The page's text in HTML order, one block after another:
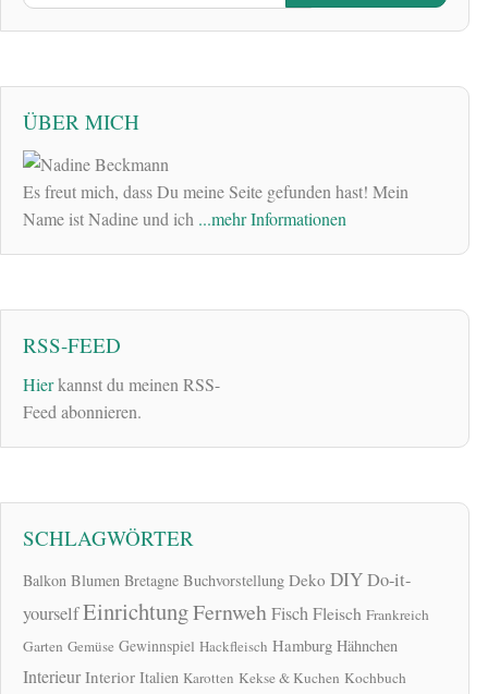
ÜBER MICH
Es freut mich, dass Du meine Seite gefunden hast! Mein
Name ist Nadine und ich ...mehr Informationen
RSS-FEED
Hierkannst du meinen RSS-
Feed abonnieren.
SCHLAGWÖRTER
Balkon Blumen Bretagne Buchvorstellung Deko DIYDo-it-
yourselfEinrichtungFernwehFischFleisch Frankreich
Garten Gemüse Gewinnspiel Hackfleisch Hamburg Hähnchen
Interieur Interior Italien Karotten Kekse & Kuchen Kochbuch